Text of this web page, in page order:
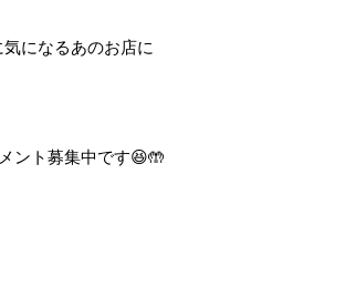
になるあのお店に
ント募集中です😆🤲